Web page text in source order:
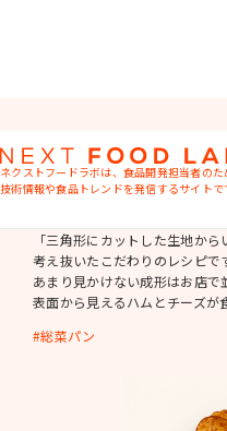
ネクストフードラボは、食品開発担当者のた
技術情報や食品トレンドを発信するサイトで
記事
製品情報
レシピ
イベント・セミナー
ミヨシ油脂の強み
デニッシュ
ハムとチーズのク
「三角形にカットした生地か
考え抜いたこだわりのレシピで
あまり見かけない成形はお店で
表面から見えるハムとチーズが
総菜パン